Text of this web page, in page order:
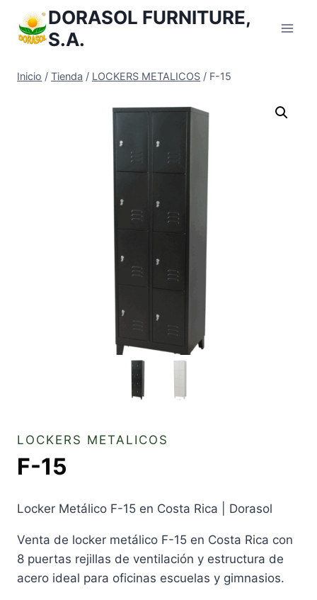
Contenido
DORASOL FURNITURE,
S.A.
Inicio / Tienda / LOCKERS METALICOS / F-15
LOCKERS METALICOS
F-15
Locker Metálico F-15 en Costa Rica | Dorasol
Venta de locker metálico F-15 en Costa Rica con
8 puertas rejillas de ventilación y estructura de
acero ideal para oficinas escuelas y gimnasios.